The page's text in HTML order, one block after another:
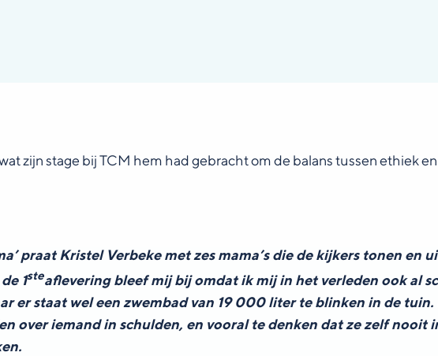
zijn stage bij TCM hem had gebracht om de balans tussen ethiek
praat Kristel Verbeke met zes mama’s die de kijkers tonen en
1steaflevering bleef mij bij omdat ik mij in het verleden ook al
er staat wel een zwembad van 19 000 liter te blinken in de
over iemand in schulden, en vooral te denken dat ze zelf